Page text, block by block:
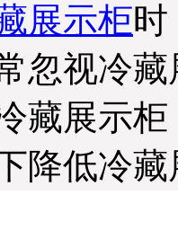
展示柜时
忽视冷
藏展示
降低冷